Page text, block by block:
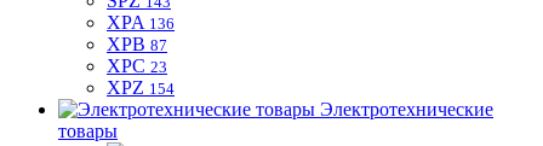
XPA 136
XPB 87
XPC 23
XPZ 154
Электротехнические
товары